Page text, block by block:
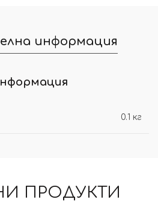
информация
0.1 кг
ПРОДУКТИ